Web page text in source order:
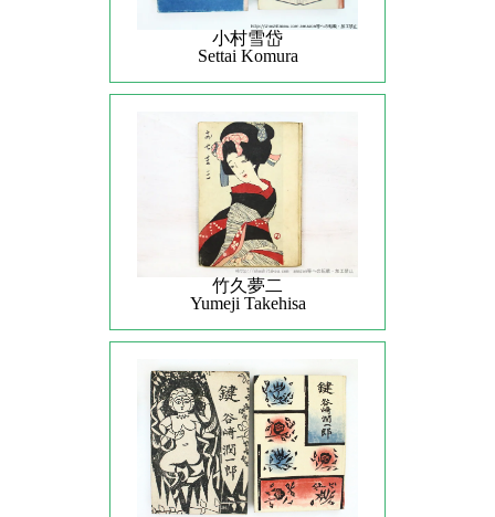
小村雪岱
Settai Komura
竹久夢二
Yumeji Takehisa